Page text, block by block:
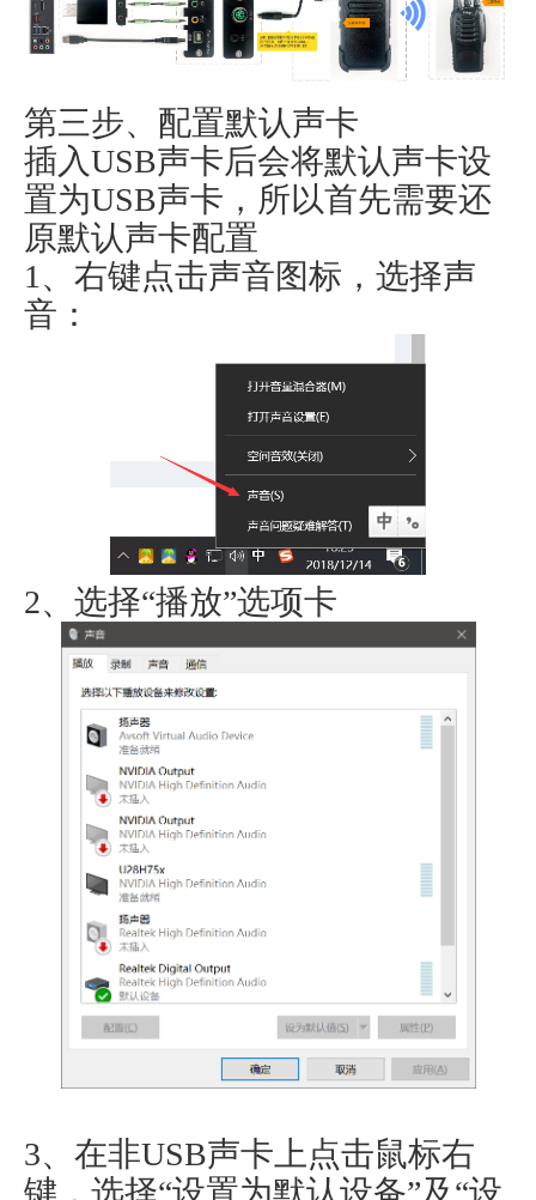
第三步、配置默认声卡
插入USB声卡后会将默认声卡设
置为USB声卡，所以首先需要还
原默认声卡配置
1、右键点击声音图标，选择声
音：
2、选择“播放”选项卡
3、在非USB声卡上点击鼠标右
键，选择“设置为默认设备”及“设